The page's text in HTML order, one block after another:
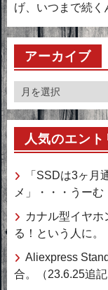
げ、いつまで続く
アーカイブ
ア
ー
カ
ブ
人気のエント
「SSDは3ヶ月
メ」・・・うーむ
カナル型イヤ
る！という人に。
Aliexpress
合。（23.6.25追記